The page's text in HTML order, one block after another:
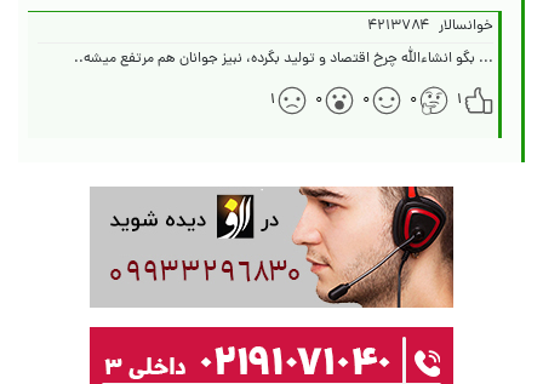
خوانسالار ۴۲۱۳۷۸۴
... بگو انشاءالله چرخ اقتصاد و تولید بگرده، نبیز جوانان هم مرتفع میشه..
۱
۰ ۰ ۰ ۱